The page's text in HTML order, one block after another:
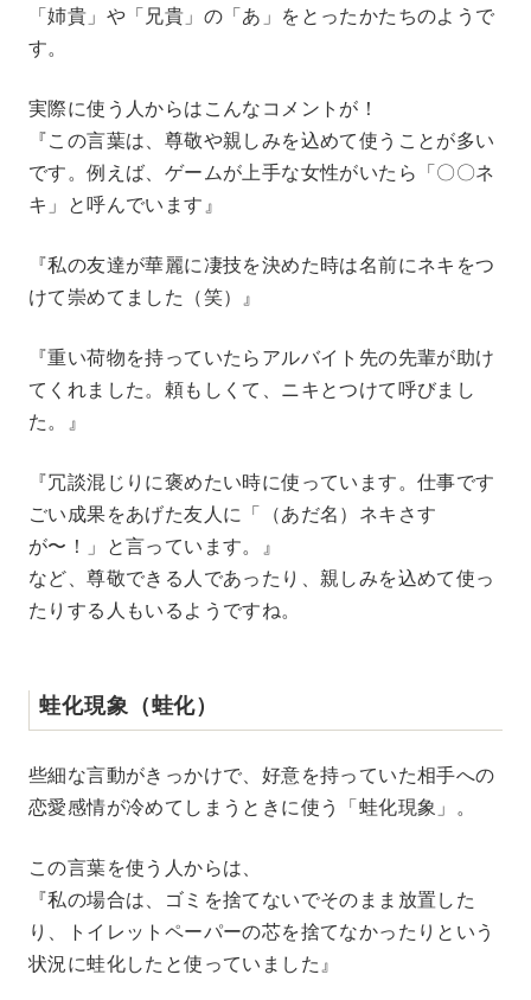
「姉貴」や「兄貴」の「あ」をとったかたちのようで
す。
実際に使う人からはこんなコメントが！
『この言葉は、尊敬や親しみを込めて使うことが多い
です。例えば、ゲームが上手な女性がいたら「〇〇ネ
キ」と呼んでいます』
『私の友達が華麗に凄技を決めた時は名前にネキをつ
けて崇めてました（笑）』
『重い荷物を持っていたらアルバイト先の先輩が助け
てくれました。頼もしくて、ニキとつけて呼びまし
た。』
『冗談混じりに褒めたい時に使っています。仕事です
ごい成果をあげた友人に「（あだ名）ネキさす
が〜！」と言っています。』
など、尊敬できる人であったり、親しみを込めて使っ
たりする人もいるようですね。
蛙化現象（蛙化）
些細な言動がきっかけで、好意を持っていた相手への
恋愛感情が冷めてしまうときに使う「蛙化現象」。
この言葉を使う人からは、
『私の場合は、ゴミを捨てないでそのまま放置した
り、トイレットペーパーの芯を捨てなかったりという
状況に蛙化したと使っていました』